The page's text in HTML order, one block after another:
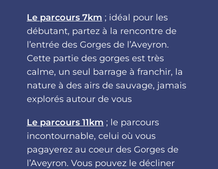
Le parcours 7km ; idéal pour les
débutant, partez à la rencontre de
l’entrée des Gorges de l’Aveyron.
Cette partie des gorges est très
calme, un seul barrage à franchir, la
nature à des airs de sauvage, jamais
explorés autour de vous
Le parcours 11km ; le parcours
incontournable, celui où vous
pagayerez au coeur des Gorges de
l’Aveyron. Vous pouvez le décliner